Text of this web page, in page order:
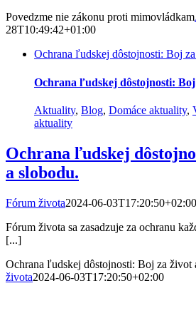
Povedzme nie zákonu proti mimovládkam
28T10:49:42+01:00
Ochrana ľudskej dôstojnosti: Boj
Ochrana ľudskej dôstojnosti: Boj
Aktuality, Blog, Domáce aktuality,
aktuality
Ochrana ľudskej
a slobodu.
Fórum života2024-06-03T17:20:50+02:00
Fórum života sa zasadzuje za ochranu
[...]
Ochrana ľudskej dôstojnosti: Boj za život
života2024-06-03T17:20:50+02:00